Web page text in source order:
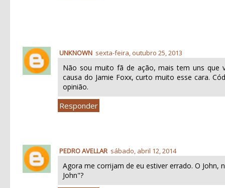
UNKNOWN sexta-feira, outubro 25, 2013
Não sou muito fã de ação, mais tem uns que
causa do Jamie Foxx, curto muito esse cara.
opinião.
Responder
PEDRO AVELLAR sábado, abril 12, 2014
Agora me corrijam de eu estiver errado. O John,
John"?